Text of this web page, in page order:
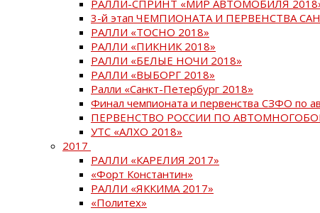
РАЛЛИ-СПРИНТ «МИР АВТОМОБИЛЯ
3-й этап ЧЕМПИОНАТА И ПЕРВЕНСТВА
РАЛЛИ «ТОСНО 2018»
РАЛЛИ «ПИКНИК 2018»
РАЛЛИ «БЕЛЫЕ НОЧИ 2018»
РАЛЛИ «ВЫБОРГ 2018»
Ралли «Санкт-Петербург 2018»
Финал чемпионата и первенства СЗФО по
ПЕРВЕНСТВО РОССИИ ПО
УТС «АЛХО 2018»
2017
РАЛЛИ «КАРЕЛИЯ 2017»
«Форт Константин»
РАЛЛИ «ЯККИМА 2017»
«Политех»